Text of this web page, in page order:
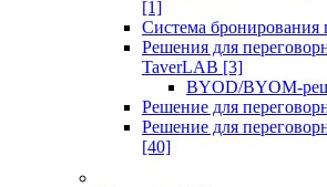
[1]
Система
Решения для
TaverLAB [3]
BYOD/BYOM-
Решение для
Решение для
[40]